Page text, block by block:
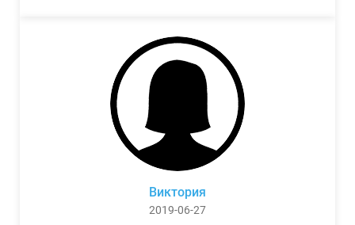
Виктория
2019-06-27